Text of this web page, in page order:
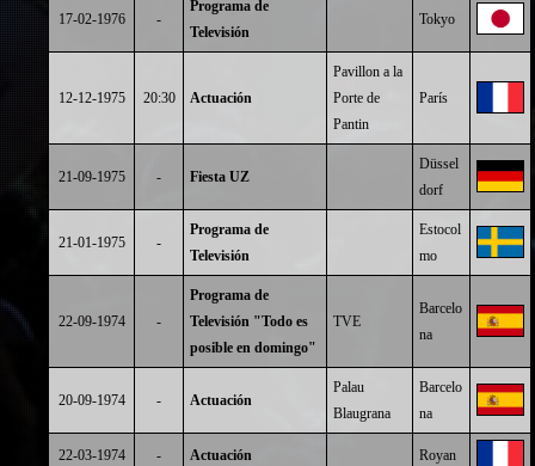
17-02-1976 -
Programa de
Televisión
Tokyo
12-12-1975 20:30 Actuación
Pavillon a la
Porte de
Pantin
París
21-09-1975 - Fiesta UZ
Düssel
dorf
21-01-1975 -
Programa de
Televisión
Estocol
mo
22-09-1974 -
Programa de
Televisión "Todo es
posible en domingo"
TVE
Barcelo
na
20-09-1974 - Actuación
Palau
Blaugrana
Barcelo
na
22-03-1974 - Actuación Royan